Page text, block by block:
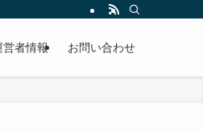
営者情報 お問い合わせ